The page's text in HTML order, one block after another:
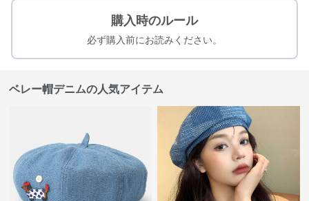
購入時のルール
必ず購入前にお読みください。
ベレー帽デニムの人気アイテム